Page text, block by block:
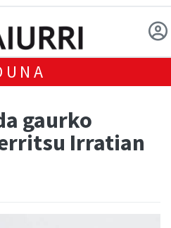
gaurko
Irratian